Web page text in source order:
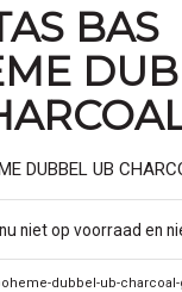
BAS
DUBBEL UB
niet op voorraad en
dubbel-ub-